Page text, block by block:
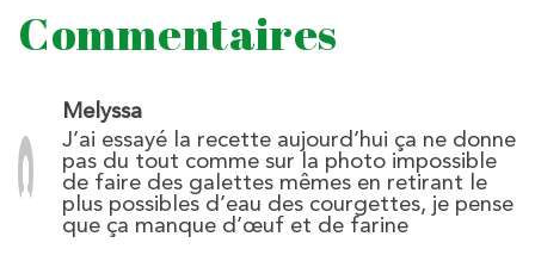
Commentaires
Melyssa
J’ai essayé la recette aujourd’hui ça ne donne
pas du tout comme sur la photo impossible
de faire des galettes mêmes en retirant le
plus possibles d’eau des courgettes, je pense
que ça manque d’œuf et de farine